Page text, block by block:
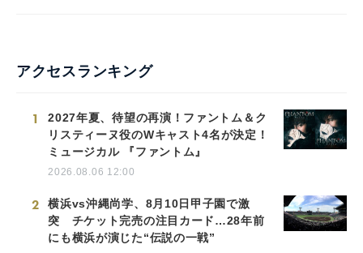
アクセスランキング
1
2027年夏、待望の再演！ファントム＆ク
リスティーヌ役のWキャスト4名が決定！
ミュージカル 『ファントム』
2026.08.06 12:00
2
横浜vs沖縄尚学、8月10日甲子園で激
突 チケット完売の注目カード…28年前
にも横浜が演じた“伝説の一戦”